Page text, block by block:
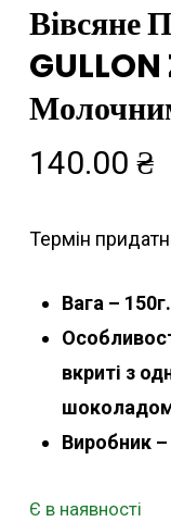
Вівсяне
140.00 ₴
Термін
Вага – 150г.
вкриті з
Виробник –
Є в наявності